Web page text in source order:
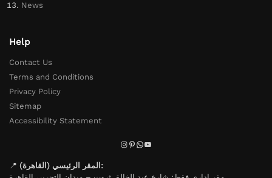
News
Help
Contact Us
Terms and Conditions
Privacy Policy
Sitemap
Accessibility Statement
📍
المقر الرئيسي (القاهرة):